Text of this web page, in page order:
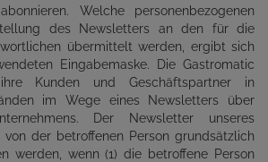
Welche personenbezogenen
des Newsletters an den für die
übermittelt werden, ergibt sich
Eingabemaske. Die Gastromatic
Kunden und Geschäftspartner in
im Wege eines Newsletters über
Der Newsletter unseres
von der betroffenen Person grundsätzlich
werden, wenn (1) die betroffene Person